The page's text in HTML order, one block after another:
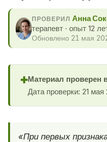
ПРОВЕРИЛ Анна
терапевт · опыт 12
Обновлено 21 мая
✚Материал проверен
Дата проверки: 21 мая
«При первых